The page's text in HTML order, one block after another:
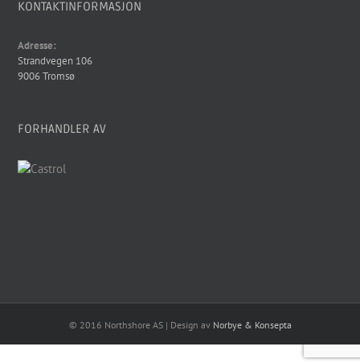
KONTAKTINFORMASJON
Adresse:
Strandvegen 106
9006 Tromsø
FORHANDLER AV
© 2016 Northshore AS | Design av Norbye & Konsepta